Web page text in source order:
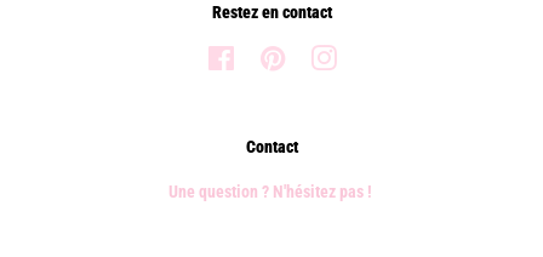
Restez en contact
Facebook Pinterest
Contact
Une question ? N'hésitez pas !